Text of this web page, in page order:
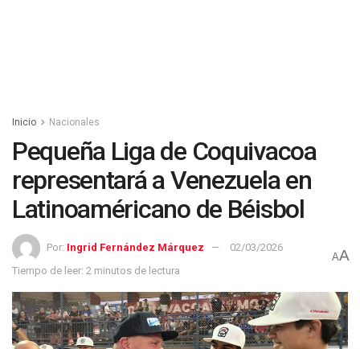
Inicio Nacionales
Pequeña Liga de Coquivacoa
representará a Venezuela en
Latinoaméricano de Béisbol
Por: Ingrid Fernández Márquez
02/03/2026
Tiempo de leer: 2 minutos de lectura
AA